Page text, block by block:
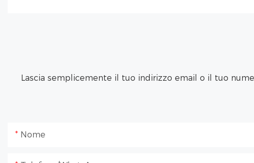
Lascia semplicemente il tuo indirizzo email o il tuo
Nome